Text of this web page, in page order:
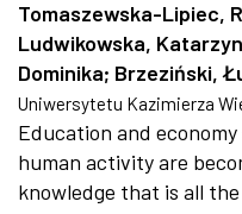
Tomaszewska-Lipiec,
Ludwikowska,
Dominika; Brzeziński,
Uniwersytetu Kazimierza
Education and
human activity are
knowledge that is all